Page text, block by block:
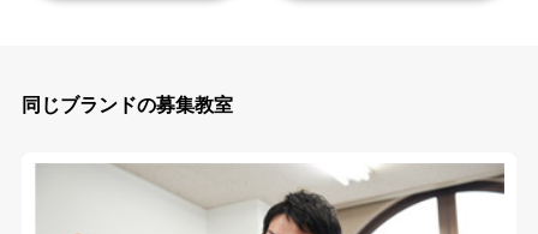
同じブランドの募集教室